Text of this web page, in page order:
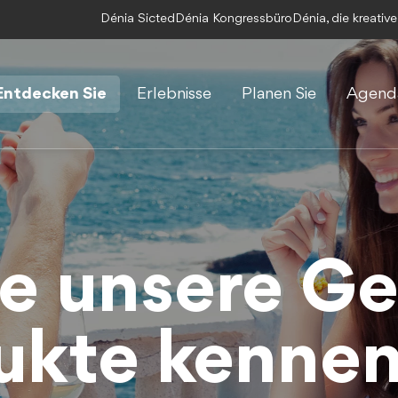
Dénia Sicted Dénia Kongressbüro Dénia, die
Sie Erlebnisse Planen Sie
und Produkte kennen
unsere
unsere
unsere